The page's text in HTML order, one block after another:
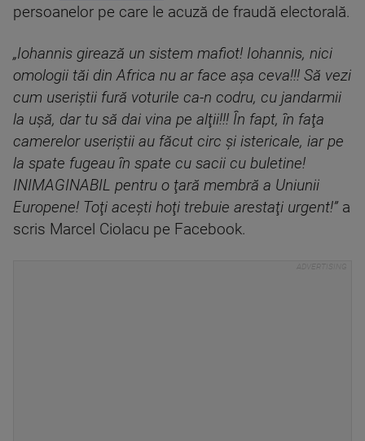
persoanelor pe care le acuză de fraudă electorală.
„Iohannis girează un sistem mafiot! Iohannis, nici
omologii tăi din Africa nu ar face aşa ceva!!! Să vezi
cum useriştii fură voturile ca-n codru, cu jandarmii
la uşă, dar tu să dai vina pe alţii!!! În fapt, în faţa
camerelor useriştii au făcut circ şi istericale, iar pe
la spate fugeau în spate cu sacii cu buletine!
INIMAGINABIL pentru o ţară membră a Uniunii
Europene! Toţi aceşti hoţi trebuie arestaţi urgent!” a
scris Marcel Ciolacu pe Facebook.